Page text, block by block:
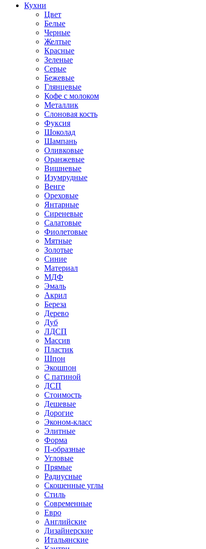
Кухни
Цвет
Белые
Черные
Желтые
Красные
Зеленые
Серые
Бежевые
Глянцевые
Кофе с молоком
Металлик
Слоновая кость
Фуксия
Шоколад
Шампань
Оливковые
Оранжевые
Вишневые
Изумрудные
Венге
Ореховые
Янтарные
Сиреневые
Салатовые
Фиолетовые
Мятные
Золотые
Синие
Материал
МДФ
Эмаль
Акрил
Береза
Дерево
Дуб
ЛДСП
Массив
Пластик
Шпон
Экошпон
С патиной
ДСП
Стоимость
Дешевые
Дорогие
Эконом-класс
Элитные
Форма
П-образные
Угловые
Прямые
Радиусные
Скошенные углы
Стиль
Современные
Евро
Английские
Дизайнерские
Итальянские